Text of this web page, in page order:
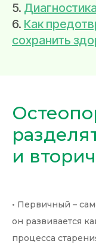
5.
6. Как
сохранить
и
• Первичный –
он развивается
процесса